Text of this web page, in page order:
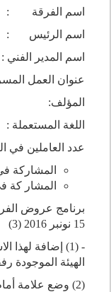
اسم الفرقة :
اسم الرئيس :
اسم المدير الفني :
عنوان العمل
اللغة
عدد العاملين في
المشاركة
المشار كة
برنامج عروض
15 نونبر 2016 (3)
- (1) إضافة لهذا
الهيئة الموجودة
(2) وضع علامة أمام المشاركة المقترحة